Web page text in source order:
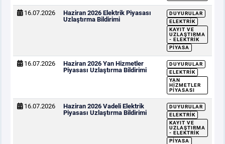
16.07.2026
Haziran 2026 Elektrik Piyasası
Uzlaştırma Bildirimi
DUYURULAR
ELEKTRIK
KAYIT VE
UZLAŞTIRMA
- ELEKTRIK
PIYASA
16.07.2026
Haziran 2026 Yan Hizmetler
Piyasası Uzlaştırma Bildirimi
DUYURULAR
ELEKTRIK
YAN
HIZMETLER
PIYASASI
16.07.2026
Haziran 2026 Vadeli Elektrik
Piyasası Uzlaştırma Bildirimi
DUYURULAR
ELEKTRIK
KAYIT VE
UZLAŞTIRMA
- ELEKTRIK
PIYASA